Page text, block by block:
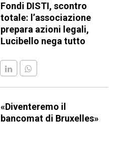
Fondi DISTI, scontro
totale: l’associazione
prepara azioni legali,
Lucibello nega tutto
«Diventeremo il
bancomat di Bruxelles»